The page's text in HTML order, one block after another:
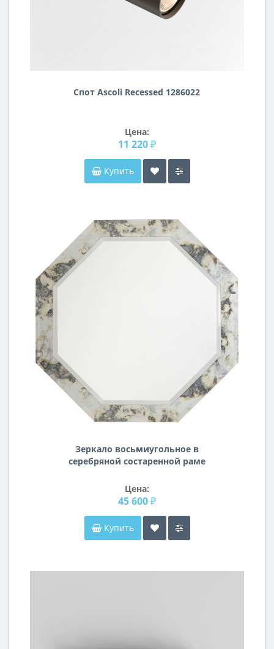
Спот Ascoli Recessed 1286022
Цена:
11 220 ₽
Купить
Зеркало восьмиугольное в
серебряной состаренной раме
Цена:
45 600 ₽
Купить